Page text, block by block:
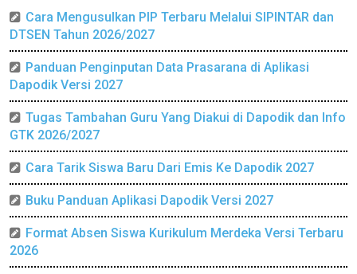
Cara Mengusulkan PIP Terbaru Melalui SIPINTAR dan
DTSEN Tahun 2026/2027
Panduan Penginputan Data Prasarana di Aplikasi
Dapodik Versi 2027
Tugas Tambahan Guru Yang Diakui di Dapodik dan Info
GTK 2026/2027
Cara Tarik Siswa Baru Dari Emis Ke Dapodik 2027
Buku Panduan Aplikasi Dapodik Versi 2027
Format Absen Siswa Kurikulum Merdeka Versi Terbaru
2026